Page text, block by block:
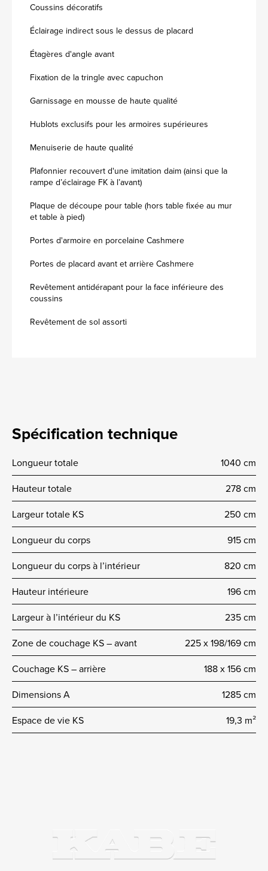
Coussins décoratifs
Éclairage indirect sous le dessus de placard
Étagères d'angle avant
Fixation de la tringle avec capuchon
Garnissage en mousse de haute qualité
Hublots exclusifs pour les armoires supérieures
Menuiserie de haute qualité
Plafonnier recouvert d'une imitation daim (ainsi que la
rampe d’éclairage FK à l’avant)
Plaque de découpe pour table (hors table fixée au mur
et table à pied)
Portes d'armoire en porcelaine Cashmere
Portes de placard avant et arrière Cashmere
Revêtement antidérapant pour la face inférieure des
coussins
Revêtement de sol assorti
Spécification technique
Longueur totale
1040 cm
Hauteur totale
278 cm
Largeur totale KS
250 cm
Longueur du corps
915 cm
Longueur du corps à l’intérieur
820 cm
Hauteur intérieure
196 cm
Largeur à l’intérieur du KS
235 cm
Zone de couchage KS – avant
225 x 198/169 cm
Couchage KS – arrière
188 x 156 cm
Dimensions A
1285 cm
Espace de vie KS
19,3 m²